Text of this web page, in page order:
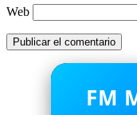
Web
FM